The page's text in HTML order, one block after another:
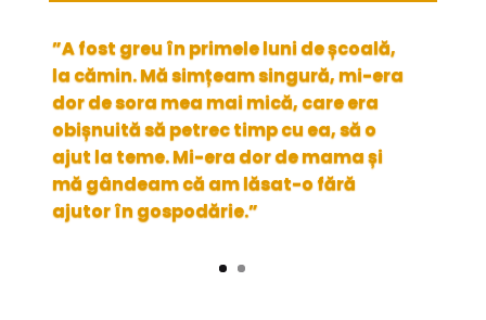
”A fost greu în primele luni de școală,
la cămin. Mă simțeam singură, mi-era
dor de sora mea mai mică, care era
obișnuită să petrec timp cu ea, să o
ajut la teme. Mi-era dor de mama și
mă gândeam că am lăsat-o fără
ajutor în gospodărie.”